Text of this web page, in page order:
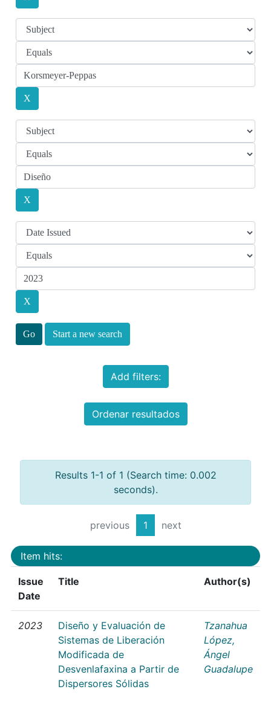
Start a new search
Add filters:
Ordenar resultados
Results 1-1 of 1 (Search time: 0.002
seconds).
previous 1 next
Item hits:
Issue
Date
Title Author(s)
2023
Diseño y Evaluación de
Sistemas de Liberación
Modificada de
Desvenlafaxina a Partir de
Dispersores Sólidas
Tzanahua
López,
Ángel
Guadalupe